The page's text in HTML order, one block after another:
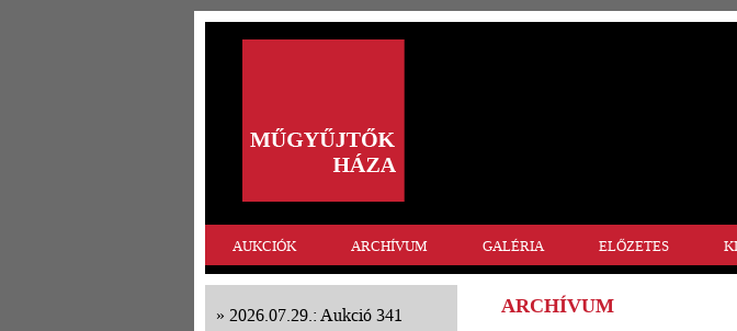
AUKCIÓK ARCHÍVUM GALÉRIA ELŐZETES
2026.07.29.: Aukció 341
ARCHÍVUM